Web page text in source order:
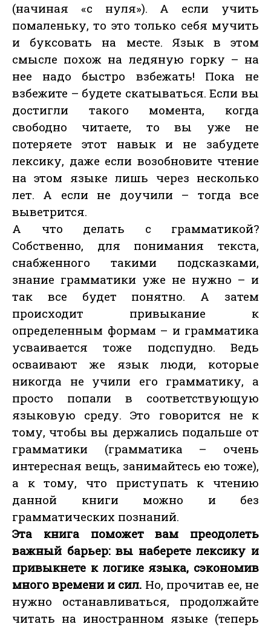
(начиная «с нуля»). А если учить
помаленьку, то это только себя мучить
и буксовать на месте. Язык в этом
смысле похож на ледяную горку – на
нее надо быстро взбежать! Пока не
взбежите – будете скатываться. Если вы
достигли такого момента, когда
свободно читаете, то вы уже не
потеряете этот навык и не забудете
лексику, даже если возобновите чтение
на этом языке лишь через несколько
лет. А если не доучили – тогда все
выветрится.
А что делать с грамматикой?
Собственно, для понимания текста,
снабженного такими подсказками,
знание грамматики уже не нужно – и
так все будет понятно. А затем
происходит привыкание к
определенным формам – и грамматика
усваивается тоже подспудно. Ведь
осваивают же язык люди, которые
никогда не учили его грамматику, а
просто попали в соответствующую
языковую среду. Это говорится не к
тому, чтобы вы держались подальше от
грамматики (грамматика – очень
интересная вещь, занимайтесь ею тоже),
а к тому, что приступать к чтению
данной книги можно и без
грамматических познаний.
Эта книга поможет вам преодолеть
важный барьер: вы наберете лексику и
привыкнете к логике языка, сэкономив
много времени и сил. Но, прочитав ее, не
нужно останавливаться, продолжайте
читать на иностранном языке (теперь